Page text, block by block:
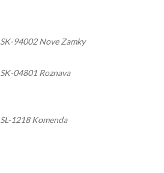
SK-94002 Nove Zamky
SK-04801 Roznava
SL-1218 Komenda